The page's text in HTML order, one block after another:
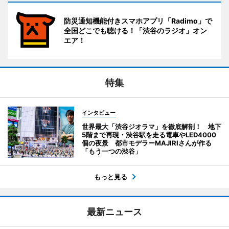
防災通知機能付きスマホアプリ「Radimo」で
全国どこでも聴ける！「渋谷のラジオ」オン
エア！
特集
インタビュー
世界最大「渋谷ジオラマ」を徹底解剖！ 地下
5階まで再現・渋谷駅を走る電車やLED4000
個の夜景 都市モデラーMAJIRIさんが作る
「もう一つの渋谷」
もっと見る
最新ニュース